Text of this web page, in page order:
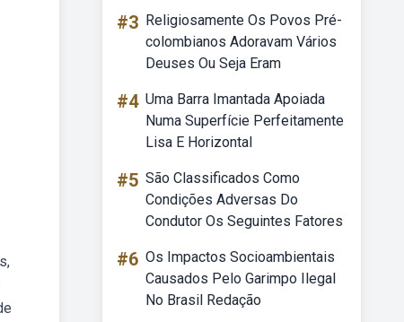
#3 Religiosamente Os Povos Pré-
colombianos Adoravam Vários
Deuses Ou Seja Eram
#4 Uma Barra Imantada Apoiada
Numa Superfície Perfeitamente
Lisa E Horizontal
#5 São Classificados Como
Condições Adversas Do
Condutor Os Seguintes Fatores
#6 Os Impactos Socioambientais
Causados Pelo Garimpo Ilegal
No Brasil Redação